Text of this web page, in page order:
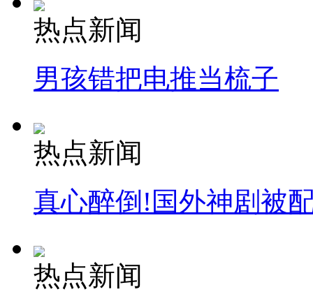
热点新闻
男孩错把电推当梳子
热点新闻
真心醉倒!国外神剧被
热点新闻